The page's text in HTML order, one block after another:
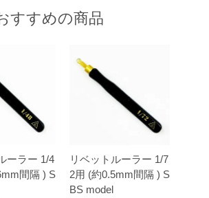
すすめの商品
ーラー 1/4
間隔 ) S
リベットルーラー 1/7
2用 (約0.5mm間隔 ) S
BS model